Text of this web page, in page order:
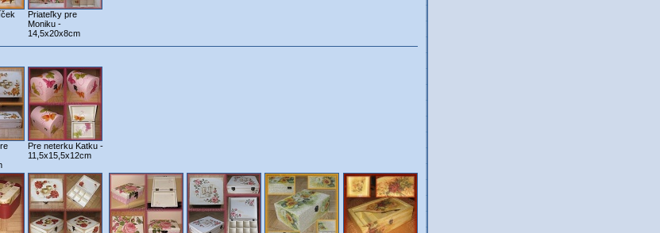
Priateľky pre
Moniku -
14,5x20x8cm
Pre neterku Katku -
11,5x15,5x12cm